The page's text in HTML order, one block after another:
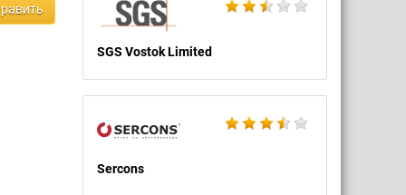
SGS Vostok Limited
Sercons